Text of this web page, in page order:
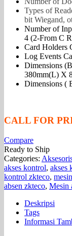
Types of
bit Wiegand,
Number of
4 (2-From C
Card Holders
Log Events
Dimensions
380mm(L) X
Dimensions (
CALL FOR
Compare
Ready to Ship
Categories:
akses kontrol, akses
kontrol zkteco,
absen zkteco, Mesin
Deskripsi
Tags
Informasi